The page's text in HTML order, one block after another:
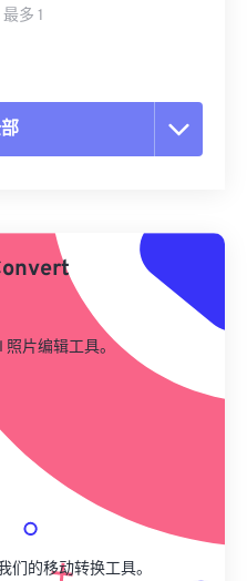
多 1
照片编辑工具。
们的移动转换工具。